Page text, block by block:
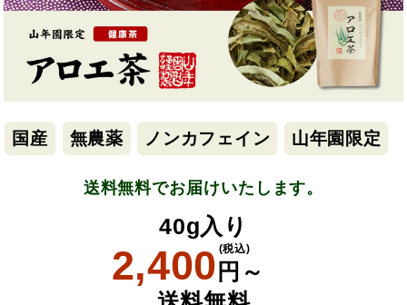
国産 無農薬 ノンカフェイン 山年園限定
送料無料でお届けいたします。
40g入り
2,400 円～
(税込)